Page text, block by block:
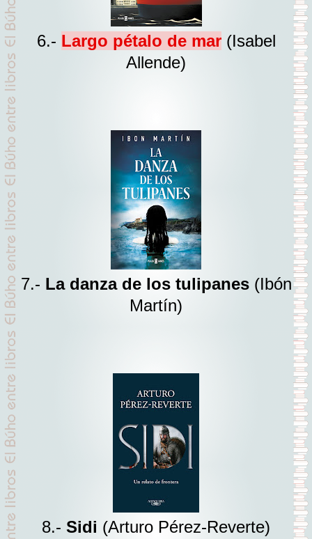
6.- Largo pétalo de mar(Isabel
Allende)
7.- La danza de los tulipanes(Ibón
Martín)
8.- Sidi (Arturo Pérez-Reverte)